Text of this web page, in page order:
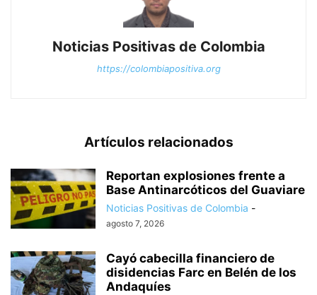
Noticias Positivas de Colombia
https://colombiapositiva.org
Artículos relacionados
Reportan explosiones frente a
Base Antinarcóticos del Guaviare
Noticias Positivas de Colombia -
agosto 7, 2026
Cayó cabecilla financiero de
disidencias Farc en Belén de los
Andaquíes